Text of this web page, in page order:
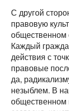
С другой
правовую
общественном
Каждый
действия с
правовые
да,
незыблем. В